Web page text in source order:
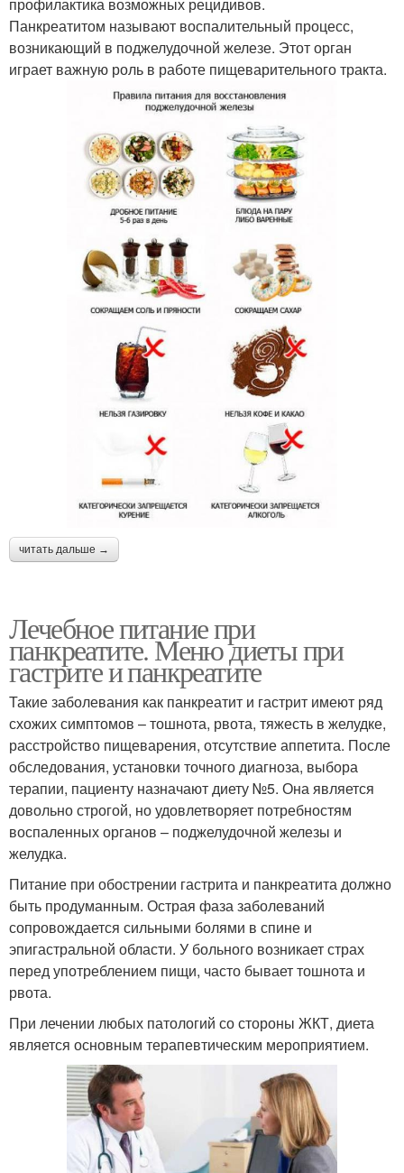
Панкреатитом называют воспалительный процесс,
возникающий в поджелудочной железе. Этот орган
играет важную роль в работе пищеварительного тракта.
читать дальше →
Лечебное питание при
панкреатите. Меню диеты при
гастрите и панкреатите
Такие заболевания как панкреатит и гастрит имеют ряд
схожих симптомов – тошнота, рвота, тяжесть в желудке,
расстройство пищеварения, отсутствие аппетита. После
обследования, установки точного диагноза, выбора
терапии, пациенту назначают диету №5. Она является
довольно строгой, но удовлетворяет потребностям
воспаленных органов – поджелудочной железы и
желудка.
Питание при обострении гастрита и панкреатита должно
быть продуманным. Острая фаза заболеваний
сопровождается сильными болями в спине и
эпигастральной области. У больного возникает страх
перед употреблением пищи, часто бывает тошнота и
рвота.
При лечении любых патологий со стороны ЖКТ, диета
является основным терапевтическим мероприятием.